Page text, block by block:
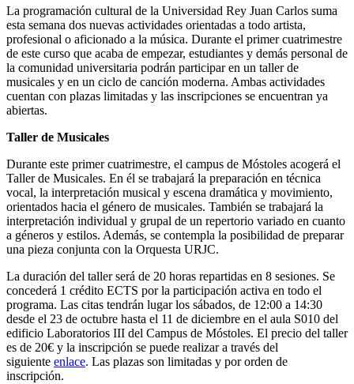
La programación cultural de la Universidad Rey Juan Carlos suma
esta semana dos nuevas actividades orientadas a todo artista,
profesional o aficionado a la música. Durante el primer cuatrimestre
de este curso que acaba de empezar, estudiantes y demás personal de
la comunidad universitaria podrán participar en un taller de
musicales y en un ciclo de canción moderna. Ambas actividades
cuentan con plazas limitadas y las inscripciones se encuentran ya
abiertas.
Taller de Musicales
Durante este primer cuatrimestre, el campus de Móstoles acogerá el
Taller de Musicales. En él se trabajará la preparación en técnica
vocal, la interpretación musical y escena dramática y movimiento,
orientados hacia el género de musicales. También se trabajará la
interpretación individual y grupal de un repertorio variado en cuanto
a géneros y estilos. Además, se contempla la posibilidad de preparar
una pieza conjunta con la Orquesta URJC.
La duración del taller será de 20 horas repartidas en 8 sesiones. Se
concederá 1 crédito ECTS por la participación activa en todo el
programa. Las citas tendrán lugar los sábados, de 12:00 a 14:30
desde el 23 de octubre hasta el 11 de diciembre en el aula S010 del
edificio Laboratorios III del Campus de Móstoles. El precio del taller
es de 20€ y la inscripción se puede realizar a través del
siguiente enlace. Las plazas son limitadas y por orden de
inscripción.